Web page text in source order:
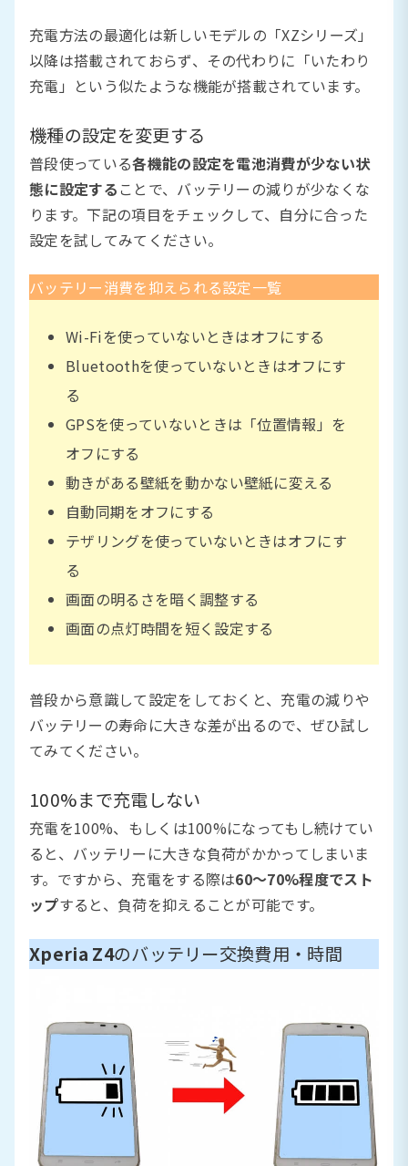
充電方法の最適化は新しいモデルの「XZシリーズ」
以降は搭載されておらず、その代わりに「いたわり
充電」という似たような機能が搭載されています。
機種の設定を変更する
普段使っている各機能の設定を電池消費が少ない状
態に設定する ことで、バッテリーの減りが少なくな
ります。下記の項目をチェックして、自分に合った
設定を試してみてください。
バッテリー消費を抑えられる設定一覧
Wi-Fiを使っていないときはオフにする
Bluetoothを使っていないときはオフにす
る
GPSを使っていないときは「位置情報」を
オフにする
動きがある壁紙を動かない壁紙に変える
自動同期をオフにする
テザリングを使っていないときはオフにす
る
画面の明るさを暗く調整する
画面の点灯時間を短く設定する
普段から意識して設定をしておくと、充電の減りや
バッテリーの寿命に大きな差が出るので、ぜひ試し
てみてください。
100%まで充電しない
充電を100%、もしくは100%になってもし続けてい
ると、バッテリーに大きな負荷がかかってしまいま
す。ですから、充電をする際は60〜70%程度でスト
ップすると、負荷を抑えることが可能です。
Xperia Z4のバッテリー交換費用・時間